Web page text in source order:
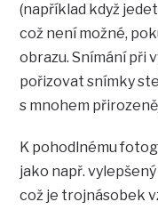
(například když
což není možné,
obrazu. Snímání při
pořizovat snímky
s mnohem
K pohodlnému
jako např.
což je trojnásobek